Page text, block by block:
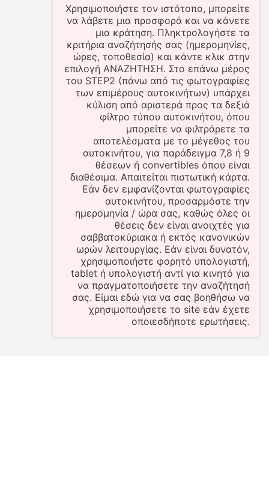
Χρησιμοποιήστε τον ιστότοπο, μπορείτε
να λάβετε μια προσφορά και να κάνετε
μια κράτηση. Πληκτρολογήστε τα
κριτήρια αναζήτησής σας (ημερομηνίες,
ώρες, τοποθεσία) και κάντε κλικ στην
επιλογή ΑΝΑΖΗΤΗΣΗ. Στο επάνω μέρος
του STEP2 (πάνω από τις φωτογραφίες
των επιμέρους αυτοκινήτων) υπάρχει
κύλιση από αριστερά προς τα δεξιά
φίλτρο τύπου αυτοκινήτου, όπου
μπορείτε να φιλτράρετε τα
αποτελέσματα με το μέγεθος του
αυτοκινήτου, για παράδειγμα 7,8 ή 9
θέσεων ή convertibles όπου είναι
διαθέσιμα. Απαιτείται πιστωτική κάρτα.
Εάν δεν εμφανίζονται φωτογραφίες
αυτοκινήτου, προσαρμόστε την
ημερομηνία / ώρα σας, καθώς όλες οι
θέσεις δεν είναι ανοιχτές για
σαββατοκύριακα ή εκτός κανονικών
ωρών λειτουργίας. Εάν είναι δυνατόν,
χρησιμοποιήστε φορητό υπολογιστή,
tablet ή υπολογιστή αντί για κινητό για
να πραγματοποιήσετε την αναζήτησή
σας. Είμαι εδώ για να σας βοηθήσω να
χρησιμοποιήσετε το site εάν έχετε
οποιεσδήποτε ερωτήσεις.